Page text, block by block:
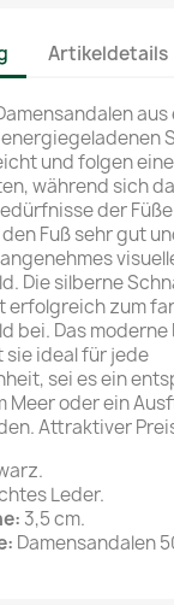
Artikeldetails
und folgen
während sich
der
Fuß sehr gut
Die silberne
erfolgreich zum
bei. Das
sie ideal für jede
sei es ein
Meer oder ein
Attraktiver
Leder.
3,5 cm.
Damensandalen